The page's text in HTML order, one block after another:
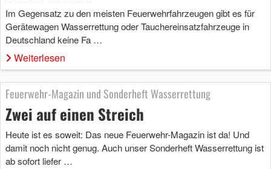
Im Gegensatz zu den meisten Feuerwehrfahrzeugen gibt es für
Gerätewagen Wasserrettung oder Tauchereinsatzfahrzeuge in
Deutschland keine Fa …
Weiterlesen
Feuerwehr-Magazin und Sonderheft Wasserrettung
Zwei auf einen Streich
Heute ist es soweit: Das neue Feuerwehr-Magazin ist da! Und
damit noch nicht genug. Auch unser Sonderheft Wasserrettung ist
ab sofort liefer …